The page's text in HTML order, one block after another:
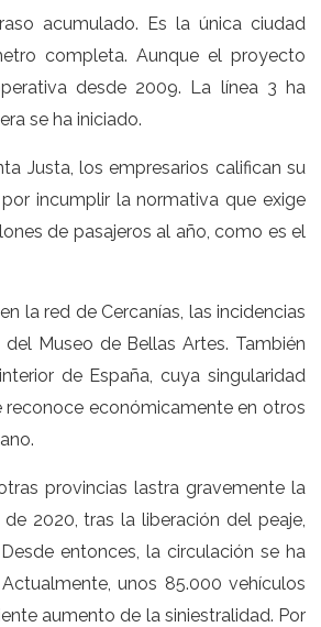
acumulado. Es la única ciudad
completa. Aunque el proyecto
desde 2009. La línea 3 ha
se ha iniciado.
Justa, los empresarios califican su
incumplir la normativa que exige
de pasajeros al año, como es el
la red de Cercanías, las incidencias
Museo de Bellas Artes. También
de España, cuya singularidad
económicamente en otros
provincias lastra gravemente la
2020, tras la liberación del peaje,
entonces, la circulación se ha
unos 85.000 vehículos
aumento de la siniestralidad. Por